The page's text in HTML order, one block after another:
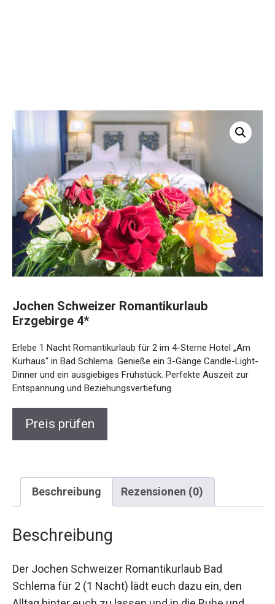
Jochen Schweizer Romantikurlaub
Erzgebirge 4*
Erlebe 1 Nacht Romantikurlaub für 2 im 4-Sterne Hotel „Am
Kurhaus“ in Bad Schlema. Genieße ein 3-Gänge Candle-
Light-Dinner und ein ausgiebiges Frühstück. Perfekte
Auszeit zur Entspannung und Beziehungsvertiefung.
Preis prüfen
Beschreibung Rezensionen (0)
Beschreibung
Der Jochen Schweizer Romantikurlaub Bad
Schlema für 2 (1 Nacht) lädt euch dazu ein, den
Alltag hinter euch zu lassen und in die Ruhe und